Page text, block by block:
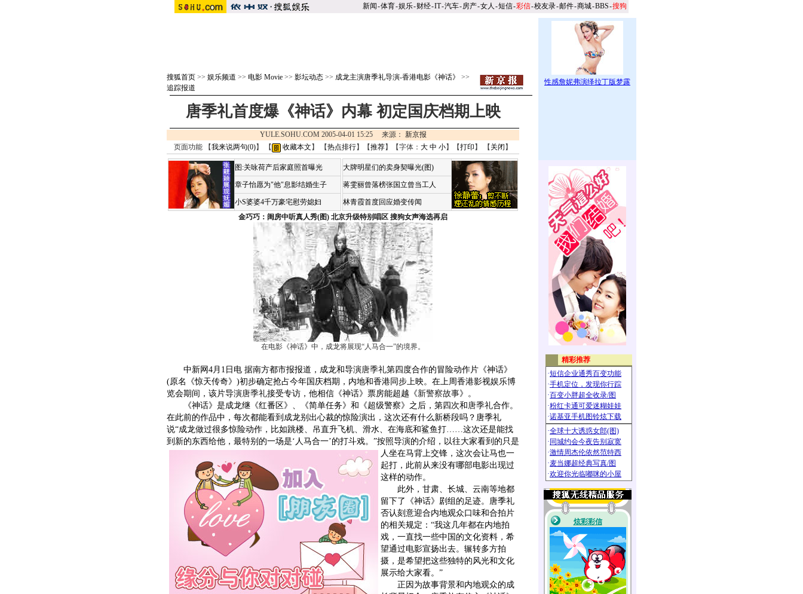
新闻-体育-娱乐-财经-IT-汽车-房产-女人 -短信-彩信-校友录-邮件-商城-BBS-搜狗
搜狐首页 >> 娱乐频道 >> 电影 Movie >> 影坛动态 >> 成龙主演唐季礼导演-香港电影《神话》
>>
追踪报道
唐季礼首度爆《神话》内幕 初定国庆档期上映
YULE.SOHU.COM 2005-04-01 15:25 来源： 新京报
页面功能 【我来说两句(0)】 【 收藏本文 】 【热点排行】【推荐】【字体： 大 中 小】【打印 】 【 关闭 】
图:关咏荷产后家庭照首曝光
章子怡愿为"他"息影结婚生子
小S婆婆4千万豪宅慰劳媳妇
大牌明星们的卖身契曝光(图)
蒋雯丽曾落榜张国立曾当工人
林青霞首度回应婚变传闻
金巧巧：闺房中听真人秀(图) 北京升级特别唱区 搜狗女声海选再启
在电影《神话》中，成龙将展现“人马合一”的境界。
中新网4月1日电 据南方都市报报道，成龙和导演唐季礼第四度合作的冒险动作片《神话》
(原名《惊天传奇》)初步确定抢占今年国庆档期，内地和香港同步上映。在上周香港影视娱乐博
览会期间，该片导演唐季礼接受专访，他相信《神话》票房能超越《新警察故事》。
《神话》是成龙继《红番区》、《简单任务》和《超级警察》之后，第四次和 唐季礼合作。
在此前的作品中，每次都能看到成龙别出心裁的惊险演出，这次还有什么新桥段吗？唐季礼
说“成龙做过很多惊险动作，比如跳楼、吊直升飞机、滑水、在海底和鲨鱼打……这次还是能找
到新的东西给他，最特别的一场是‘人马合一’的打斗戏。 ”按照导演的介绍，以往大家看到的只是
人坐在马背上交锋，这次会让马也一
起打，此前从来没有哪部电影出现过
这样的动作。
此外，甘肃、长城、云南等地都
留下了《神话》剧组的足迹。唐季礼
否认刻意迎合内地观众口味和合拍片
的相关规定：“我这几年都在内地拍
戏，一直找一些中国的文化资料，希
望通过电影宣扬出去。辗转多方拍
摄，是希望把这些独特的风光和文化
展示给大家看。”
正因为故事背景和内地观众的成